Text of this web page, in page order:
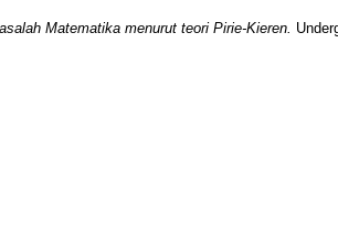
Matematika menurut teori Pirie-Kieren.